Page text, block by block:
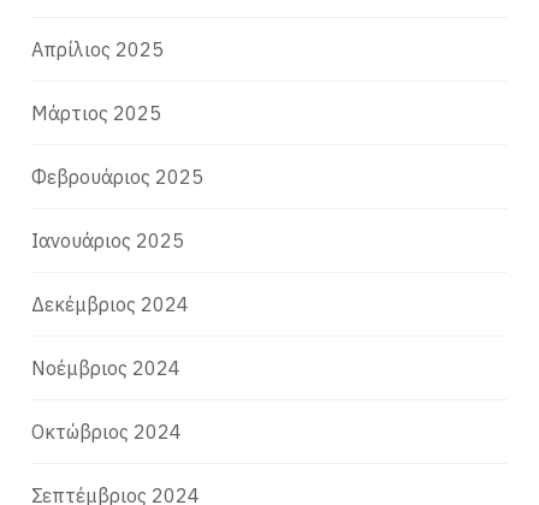
Απρίλιος 2025
Μάρτιος 2025
Φεβρουάριος 2025
Ιανουάριος 2025
Δεκέμβριος 2024
Νοέμβριος 2024
Οκτώβριος 2024
Σεπτέμβριος 2024